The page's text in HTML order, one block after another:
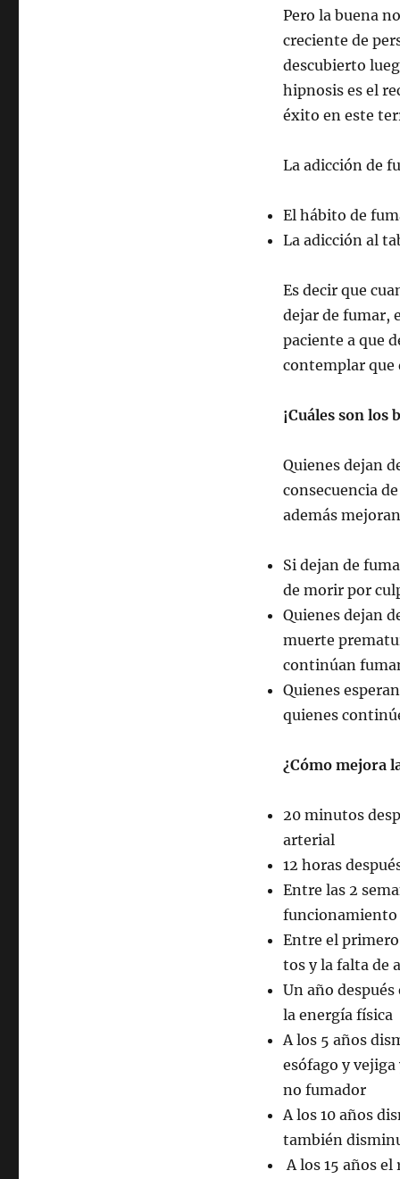
Pero la buena
creciente de
descubierto
hipnosis es el
éxito en este
La adicción de
El hábito de
La adicción al
Es decir que
dejar de fumar,
paciente a que
contemplar que
¡Cuáles son los
Quienes dejan
consecuencia
además
Si dejan de
de morir por
Quienes dejan
muerte
continúan
Quienes
quienes
¿Cómo mejora
20 minutos
arterial
12 horas
Entre las 2
funcionamiento
Entre el
tos y la falta de
Un año
la energía física
A los 5 años
esófago y vejiga
no fumador
A los 10 años
también
A los 15 años